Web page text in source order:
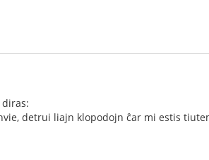
detrui liajn klopodojn ĉar mi estis